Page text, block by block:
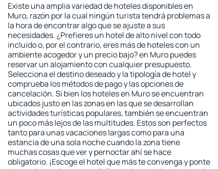
Existe una amplia variedad de hoteles disponibles en
Muro, razón por la cual ningún turista tendrá problemas a
la hora de encontrar algo que se ajuste a sus
necesidades. ¿Prefieres un hotel de alto nivel con todo
incluido o, por el contrario, eres más de hoteles con un
ambiente acogedor y un precio bajo? en Muro puedes
reservar un alojamiento con cualquier presupuesto.
Selecciona el destino deseado y la tipología de hotel y
comprueba los métodos de pago y las opciones de
cancelación. Si bien los hoteles en Muro se encuentran
ubicados justo en las zonas en las que se desarrollan
actividades turísticas populares, también se encuentran
un poco más lejos de las multitudes. Estos son perfectos
tanto para unas vacaciones largas como para una
estancia de una sola noche cuando la zona tiene
muchas cosas que ver y pernoctar ahí se hace
obligatorio. ¡Escoge el hotel que más te convenga y ponte